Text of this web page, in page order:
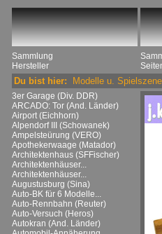
Sammlung
Hersteller
Du bist hier: Modelle u.
3er Garage (Div. DDR)
ARCADO: Tor (And. Länder)
Airport (Eichhorn)
Alpendorf III (Schowanek)
Ampelsteürung (VERO)
Apothekerwaage (Matador)
Architektenhaus (SFFischer)
Architektenhäuser...
Architektenhäuser...
Augustusburg (Sina)
Auto-BK für 6 Modelle...
Auto-Rennbahn (Reuter)
Auto-Versuch (Heros)
Autokran (And. Länder)